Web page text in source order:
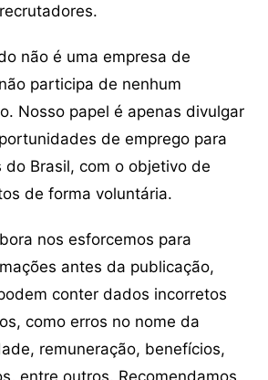
não é uma empresa de
participa de nenhum
Nosso papel é apenas divulgar
de emprego para
do Brasil, com o objetivo de
de forma voluntária.
nos esforcemos para
antes da publicação,
conter dados incorretos
como erros no nome da
remuneração, benefícios,
entre outros. Recomendamos